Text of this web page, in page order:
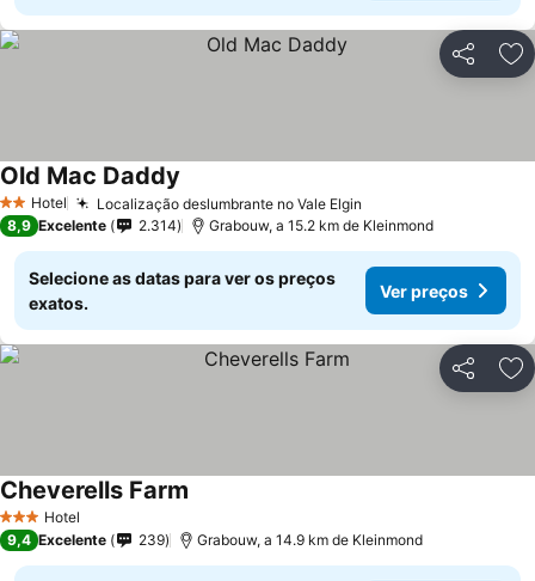
Partilhar
2 Estrelas
Hotel Localização deslumbrante no Vale Elgin
Old Mac Daddy
8,9 Excelente 2.314 Grabouw, a 15.2 km de Kleinmond
Selecione as datas para ver os preços
exatos.
Ver preços
Partilhar
3 EstrelasHotel
Cheverells Farm
9,4 Excelente 239 Grabouw, a 14.9 km de Kleinmond